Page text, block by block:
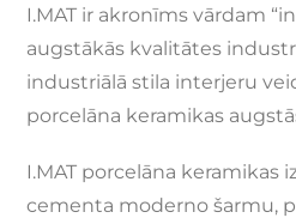
I.MAT ir akronīms vārdam
augstākās kvalitātes
industriālā stila interjeru
porcelāna keramikas
I.MAT porcelāna keramikas
cementa moderno šarmu,